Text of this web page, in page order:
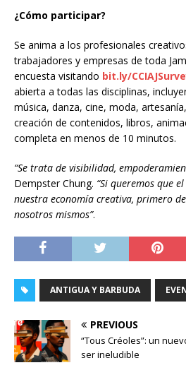
¿Cómo participar?
Se anima a los profesionales
trabajadores y empresas de toda
encuesta visitando bit.ly/
abierta a todas las disciplinas,
música, danza, cine, moda,
creación de contenidos, libros,
completa en menos de 10 minutos.
“Se trata de visibilidad,
Dempster Chung. “Si queremos que
nuestra economía creativa, primero
nosotros mismos”.
ANTIGUA Y BARBUDA
PREVIOUS
“Tous Créoles”: un
ser ineludible